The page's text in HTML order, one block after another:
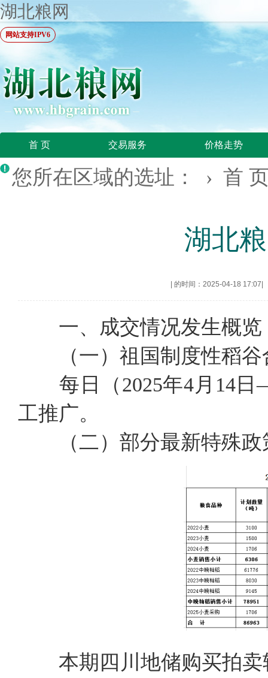
湖北粮网
网站支持IPV6
首 页 交易服务 价格走势
您所在区域的选址： › 首
湖北
的时间：2025-04-18 17:07
一、成交情况发生概览
（一）祖国制度性稻
每日（2025年4月14
工推广。
（二）部分最新特殊
本期四川地储购买拍